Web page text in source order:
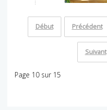
Début Précédent
Suivant
Page 10 sur 15